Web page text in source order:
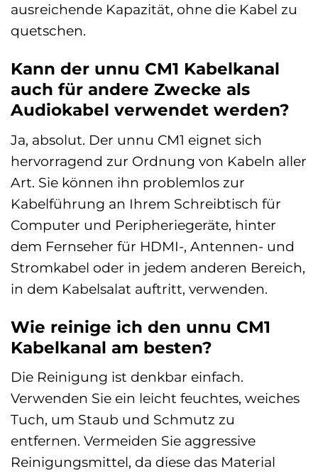
ausreichende Kapazität, ohne die Kabel zu
quetschen.
Kann der unnu CM1 Kabelkanal
auch für andere Zwecke als
Audiokabel verwendet werden?
Ja, absolut. Der unnu CM1 eignet sich
hervorragend zur Ordnung von Kabeln aller
Art. Sie können ihn problemlos zur
Kabelführung an Ihrem Schreibtisch für
Computer und Peripheriegeräte, hinter
dem Fernseher für HDMI-, Antennen- und
Stromkabel oder in jedem anderen Bereich,
in dem Kabelsalat auftritt, verwenden.
Wie reinige ich den unnu CM1
Kabelkanal am besten?
Die Reinigung ist denkbar einfach.
Verwenden Sie ein leicht feuchtes, weiches
Tuch, um Staub und Schmutz zu
entfernen. Vermeiden Sie aggressive
Reinigungsmittel, da diese das Material